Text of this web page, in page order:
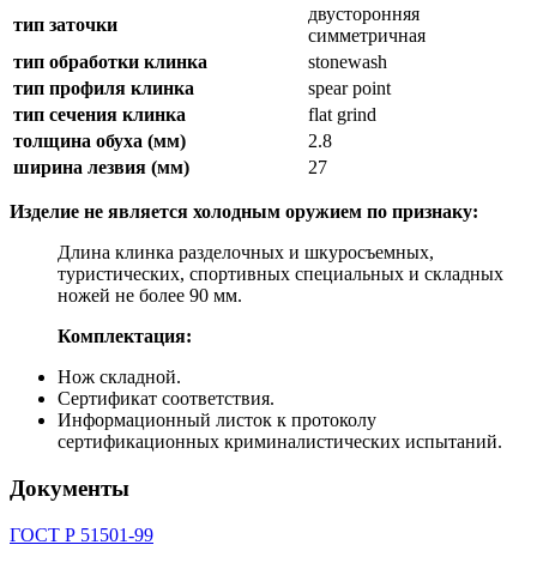
тип заточки
двусторонняя
симметричная
тип обработки клинка
stonewash
тип профиля клинка
spear point
тип сечения клинка
flat grind
толщина обуха (мм)
2.8
ширина лезвия (мм)
27
Изделие не является холодным оружием по признаку:
Длина клинка разделочных и шкуросъемных,
туристических, спортивных специальных и складных
ножей не более 90 мм.
Комплектация:
Нож складной.
Сертификат соответствия.
Информационный листок к протоколу
сертификационных криминалистических испытаний.
Документы
ГОСТ Р 51501-99